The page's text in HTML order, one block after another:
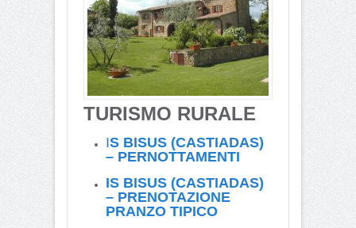
TURISMO RURALE
IS BISUS (CASTIADAS)
– PERNOTTAMENTI
IS BISUS (CASTIADAS)
– PRENOTAZIONE
PRANZO TIPICO